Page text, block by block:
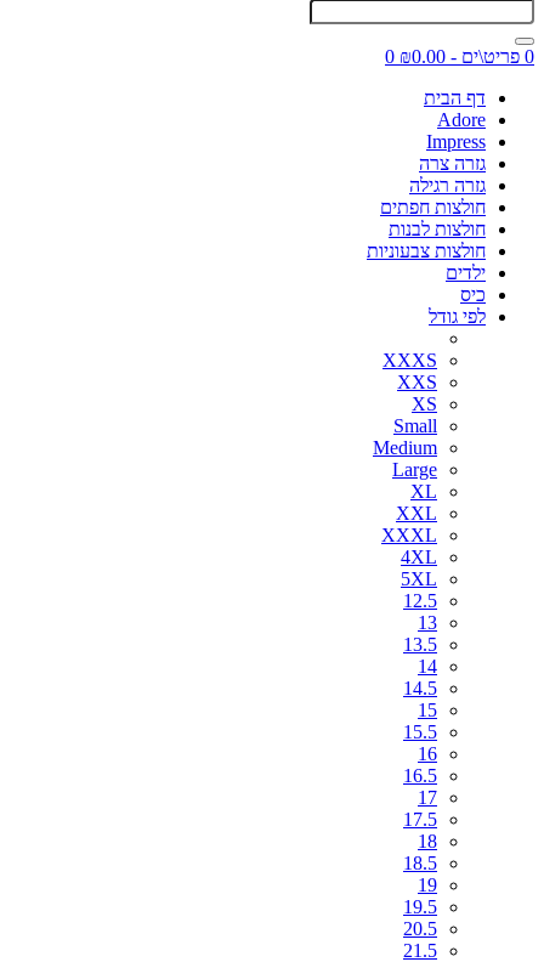
0 פריט\ים - ₪0.00
0
דף הבית
Adore
Impress
גזרה צרה
גזרה רגילה
חולצות חפתים
חולצות לבנות
חולצות צבעוניות
ילדים
כיס
לפי גודל
XXXS
XXS
XS
Small
Medium
Large
XL
XXL
XXXL
4XL
5XL
12.5
13
13.5
14
14.5
15
15.5
16
16.5
17
17.5
18
18.5
19
19.5
20.5
21.5